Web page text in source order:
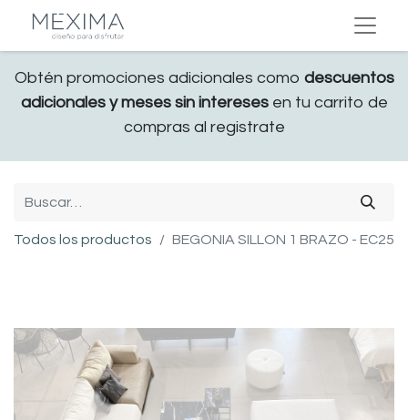
Obtén promociones adicionales como descuentos
adicionales y meses sin interesesen tu carrito de
compras al registrate
Todos los productos BEGONIA SILLON 1 BRAZO - EC25